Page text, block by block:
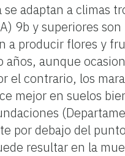
se adaptan a climas
9b y superiores
a producir flores y
años, aunque
el contrario, los
mejor en suelos
por debajo del
resultar en la